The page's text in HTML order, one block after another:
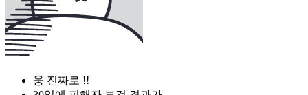
웅 진짜로 !!